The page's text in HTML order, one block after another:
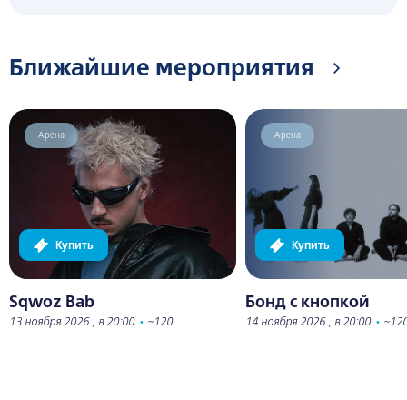
Ближайшие мероприятия
Арена
Sqwoz Bab
13 ноября 2026 , в 20:00 • ~120
Купить
Арена
Бонд с кнопкой
14 ноября 2026 , в 20:00 •
Купить